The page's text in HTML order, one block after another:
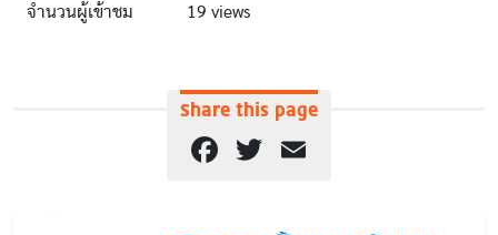
จำนวนผู้เข้าชม
19 views
Share this page
Facebook
Twitter